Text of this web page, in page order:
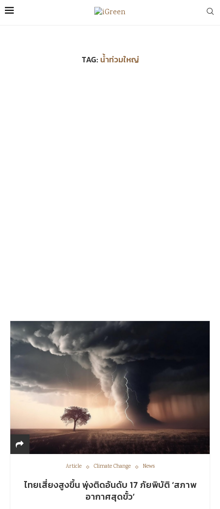
TAG: น้ำท่วมใหญ่
Article Climate Change News
ไทยเสี่ยงสูงขึ้น พุ่งติดอันดับ 17 ภัยพิบัติ ‘สภาพ
อากาศสุดขั้ว’